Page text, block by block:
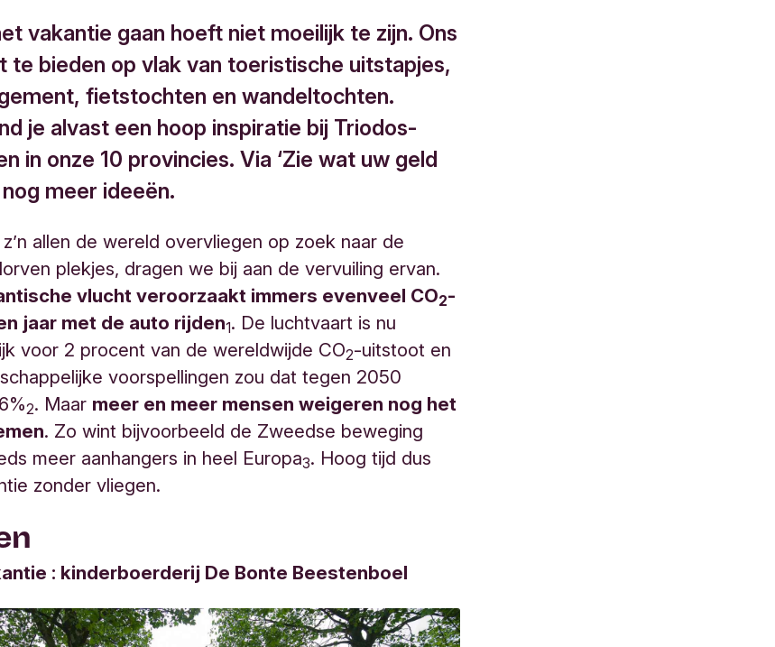
vakantie gaan hoeft niet moeilijk te zijn. Ons
te bieden op vlak van toeristische uitstapjes,
fietstochten en wandeltochten.
je alvast een hoop inspiratie bij Triodos-
in onze 10 provincies. Via ‘Zie wat uw geld
meer ideeën.
allen de wereld overvliegen op zoek naar de
plekjes, dragen we bij aan de vervuiling ervan.
vlucht veroorzaakt immers evenveel CO2-
jaar met de auto rijden1. De luchtvaart is nu
voor 2 procent van de wereldwijde CO2-uitstoot en
voorspellingen zou dat tegen 2050
2. Maar meer en meer mensen weigeren nog het
. Zo wint bijvoorbeeld de Zweedse beweging
meer aanhangers in heel Europa3. Hoog tijd dus
zonder vliegen.
: kinderboerderij De Bonte Beestenboel